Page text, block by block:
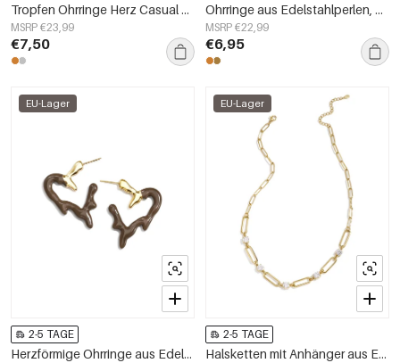
Tropfen Ohrringe Herz Casual Täglich Einfache Serie frauen schmuck
MSRP €23,99
€7,50
Ohrringe aus Edelstahlperlen, Blumenmuster, lässig-romantisch, Damenschmuck
MSRP €22,99
€6,95
EU-Lager
2-5 TAGE
Herzförmige Ohrringe aus Edelstahl, schlichte Serie „Damenschmuck“
EU-Lager
2-5 TAGE
Halsketten mit Anhänger aus Edelstahl, schlichte Kreise, Alltagsschmuck-Serie, Damenschmuck